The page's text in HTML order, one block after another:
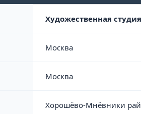
Художественная
Москва
Москва
Хорошёво-Мнёвники